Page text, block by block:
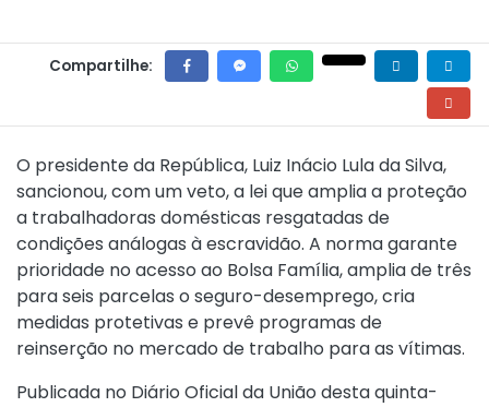
Compartilhe:
O presidente da República, Luiz Inácio Lula da Silva,
sancionou, com um veto, a lei que amplia a proteção
a trabalhadoras domésticas resgatadas de
condições análogas à escravidão. A norma garante
prioridade no acesso ao Bolsa Família, amplia de três
para seis parcelas o seguro-desemprego, cria
medidas protetivas e prevê programas de
reinserção no mercado de trabalho para as vítimas.
Publicada no Diário Oficial da União desta quinta-